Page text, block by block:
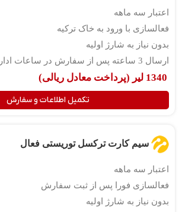
اعتبار سه ماهه
فعالسازی با ورود به خاک ترکیه
بدون نیاز به شارژ اولیه
ارسال 3 ساعته پس از سفارش در ساعات اداری
1340 لیر (پرداخت معادل ریالی)
تکمیل اطلاعات و سفارش
سیم کارت ترکسل توریستی فعال
اعتبار سه ماهه
فعالسازی فورا پس از ثبت سفارش
بدون نیاز به شارژ اولیه